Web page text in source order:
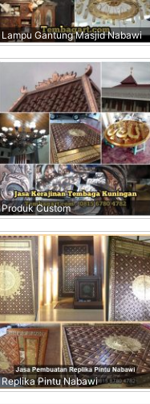
Lampu Gantung Masjid Nabawi
Produk Custom
Replika Pintu Nabawi